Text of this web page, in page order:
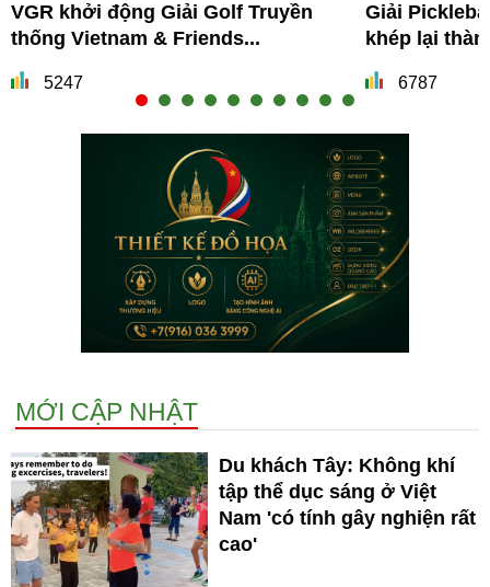
VGR khởi động Giải Golf Truyền
thống Vietnam & Friends...
5247
Giải
khép lại
6787
MỚI CẬP NHẬT
Du khách Tây: Không khí
tập thể dục sáng ở Việt
Nam 'có tính gây nghiện rất
cao'